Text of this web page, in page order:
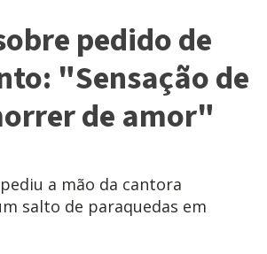
pedido de
"Sensação de
de amor"
a mão da cantora
salto de paraquedas em